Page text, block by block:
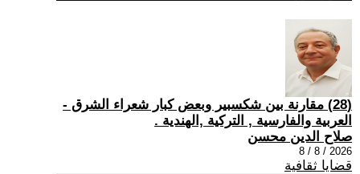
(28) مقارنة بين شكسبير وبعض كبار شعراء الشرق -
العربية والفارسية , التركية ,الهندية .
صلاح الدين محسن
2026 / 8 / 8
قضايا ثقافية